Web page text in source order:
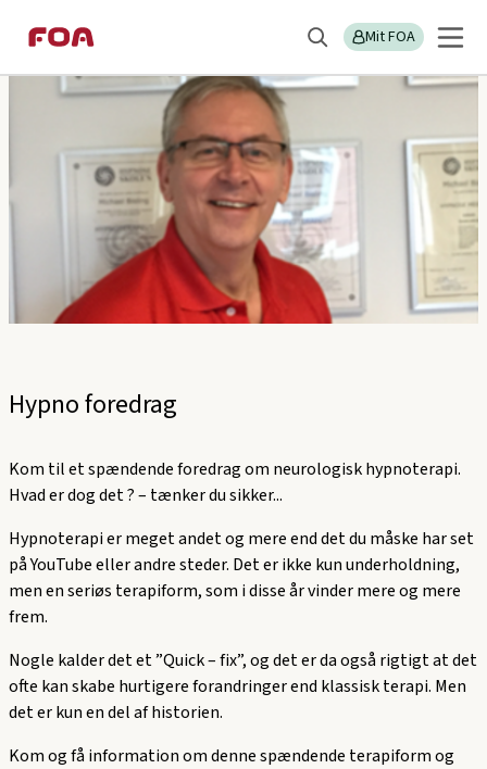
til
hovedindhold
til
hovedmenu
Søg Mit FOA
menu
FOA Frederikssund
Hypno foredrag
Kom til et spændende foredrag om neurologisk hypnoterapi.
Hvad er dog det ? – tænker du sikker...
Hypnoterapi er meget andet og mere end det du måske har set
på YouTube eller andre steder. Det er ikke kun underholdning,
men en seriøs terapiform, som i disse år vinder mere og mere
frem.
Nogle kalder det et ”Quick – fix”, og det er da også rigtigt at det
ofte kan skabe hurtigere forandringer end klassisk terapi. Men
det er kun en del af historien.
Kom og få information om denne spændende terapiform og